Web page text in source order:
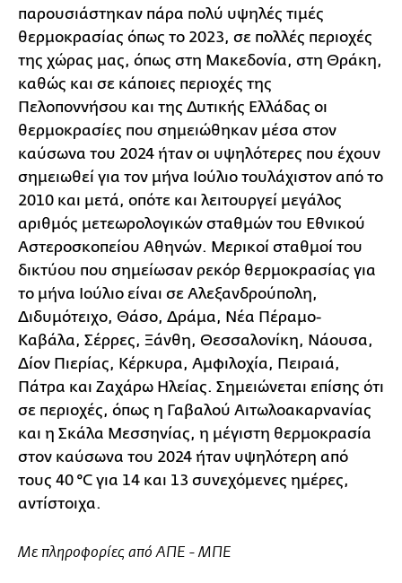
παρουσιάστηκαν πάρα πολύ υψηλές τιμές
θερμοκρασίας όπως το 2023, σε πολλές περιοχές
της χώρας μας, όπως στη Μακεδονία, στη Θράκη,
καθώς και σε κάποιες περιοχές της
Πελοποννήσου και της Δυτικής Ελλάδας οι
θερμοκρασίες που σημειώθηκαν μέσα στον
καύσωνα του 2024 ήταν οι υψηλότερες που έχουν
σημειωθεί για τον μήνα Ιούλιο τουλάχιστον από το
2010 και μετά, οπότε και λειτουργεί μεγάλος
αριθμός μετεωρολογικών σταθμών του Εθνικού
Αστεροσκοπείου Αθηνών. Μερικοί σταθμοί του
δικτύου που σημείωσαν ρεκόρ θερμοκρασίας για
το μήνα Ιούλιο είναι σε Αλεξανδρούπολη,
Διδυμότειχο, Θάσο, Δράμα, Νέα Πέραμο-
Καβάλα, Σέρρες, Ξάνθη, Θεσσαλονίκη, Νάουσα,
Δίον Πιερίας, Κέρκυρα, Αμφιλοχία, Πειραιά,
Πάτρα και Ζαχάρω Ηλείας. Σημειώνεται επίσης ότι
σε περιοχές, όπως η Γαβαλού Αιτωλοακαρνανίας
και η Σκάλα Μεσσηνίας, η μέγιστη θερμοκρασία
στον καύσωνα του 2024 ήταν υψηλότερη από
τους 40 °C για 14 και 13 συνεχόμενες ημέρες,
αντίστοιχα.
Με πληροφορίες από ΑΠΕ - ΜΠΕ